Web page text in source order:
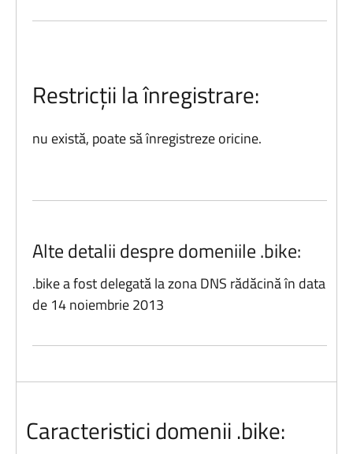
Restricții la înregistrare:
nu există, poate să înregistreze oricine.
Alte detalii despre domeniile .bike:
.bike a fost delegată la zona DNS rădăcină în data
de 14 noiembrie 2013
Caracteristici domenii .bike: